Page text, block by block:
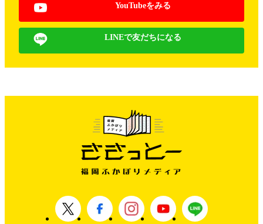
YouTubeをみる
LINEで友だちになる